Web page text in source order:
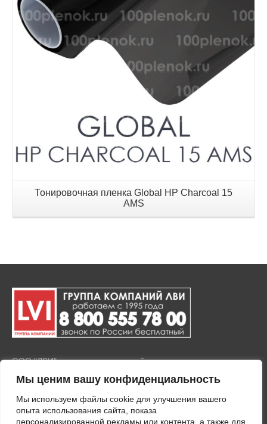
Мы ценим вашу конфиденциальность
Мы используем файлы cookie для улучшения вашего
опыта использования сайта, показа
персонализированной рекламы или контента, а также для
Тонировочная пленка Global HP Charcoal 15
AMS
ООО "ЛВИ" представляет полный комплекс услуг по продаже
покрытия любых стеклянных поверхностей защитными
применением современного оборудования и
высококачественных материалов.